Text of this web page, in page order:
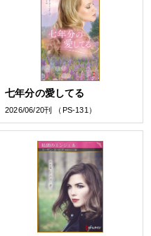
七年分の愛してる
2026/06/20刊 （PS-131）